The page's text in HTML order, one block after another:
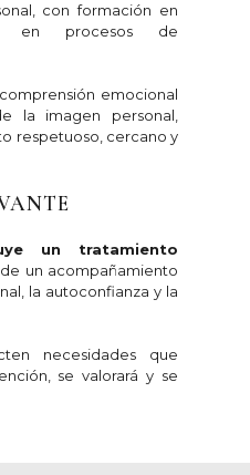
con formación en
en procesos de
emocional
la imagen personal,
respetuoso, cercano y
un tratamiento
un acompañamiento
la autoconfianza y la
necesidades que
se valorará y se